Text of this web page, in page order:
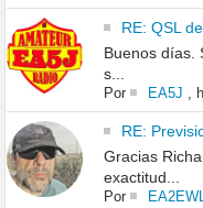
RE: QSL
Buenos días.
s...
Por EA5J ,
RE:
Gracias
exactitud...
Por